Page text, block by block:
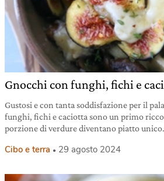
Gnocchi con funghi, fichi e
Gustosi e con tanta soddisfazione per il
funghi, fichi e caciotta sono un primo
porzione di verdure diventano piatto unico.
Cibo e terra 29 agosto 2024